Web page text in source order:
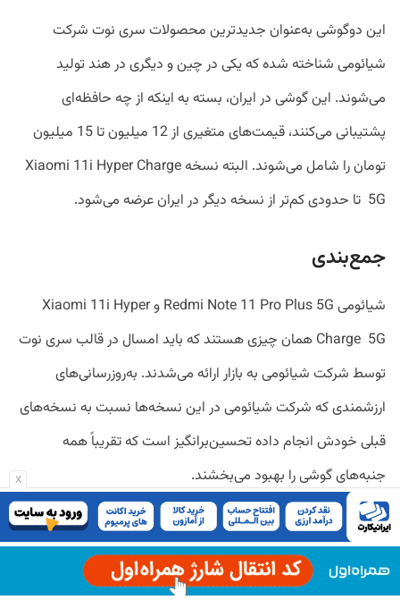
x
این دوگوشی به‌عنوان جدیدترین محصولات سری نوت شرکت
شیائومی شناخته شده که یکی در چین و دیگری در هند تولید
می‌شوند. این گوشی در ایران، بسته به اینکه از چه حافظه‌ای
پشتیبانی می‌کنند، قیمت‌های متغیری از 12 میلیون تا 15 میلیون
تومان را شامل می‌شوند. البته نسخه Xiaomi 11i Hyper Charge
5G تا حدودی کم‌تر از نسخه دیگر در ایران عرضه می‌شود.
جمع‌بندی
شیائومی Redmi Note 11 Pro Plus 5G و Xiaomi 11i Hyper
Charge 5G همان چیزی هستند که باید امسال در قالب سری نوت
توسط شرکت شیائومی به بازار ارائه می‌شدند. به‌روزرسانی‌های
ارزشمندی که شرکت شیائومی در این نسخه‌ها نسبت به نسخه‌های
قبلی خودش انجام داده تحسین‌برانگیز است که تقریباً همه
جنبه‌های گوشی را بهبود می‌بخشند.
این مطالب را هم بخوانید:
بررسی سامسونگ گلکسی M33 5G مشخصات فنی